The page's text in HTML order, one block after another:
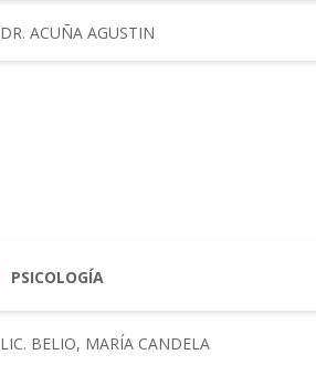
DR. ACUÑA AGUSTIN
PSICOLOGÍA
LIC. BELIO, MARÍA CANDELA